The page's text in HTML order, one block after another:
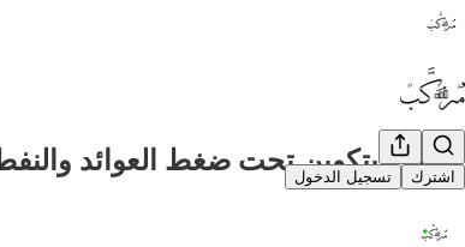
اشترك تسجيل الدخول
انهيار بيتكوين تحت ضغط العوائد